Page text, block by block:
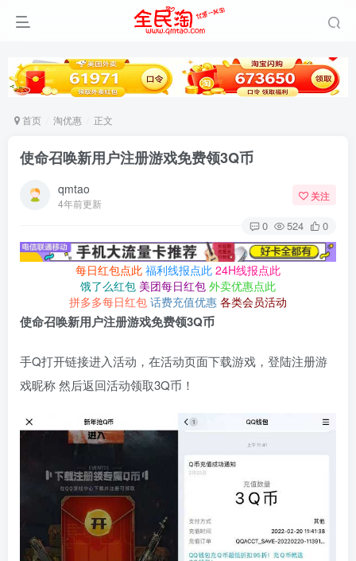
首页 淘优惠 正文
使命召唤新用户注册游戏免费领3Q币
qmtao
4年前更新
关注
0 524 0
每日红包点此 福利线报点此 24H线报点此
饿了么红包 美团每日红包 外卖优惠点此
拼多多每日红包 话费充值优惠 各类会员活动
使命召唤新用户注册游戏免费领3Q币
手Q打开链接进入活动，在活动页面下载游戏，登陆注册游
戏昵称 然后返回活动领取3Q币！